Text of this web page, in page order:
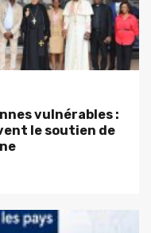
vulnérables :
le soutien de